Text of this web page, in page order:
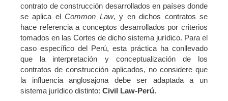
contrato de construcción desarrollados en países donde
se aplica elCommon Law, y en dichos contratos se
hace referencia a conceptos desarrollados por criterios
tomados en las Cortes de dicho sistema jurídico. Para el
caso específico del Perú, esta práctica ha conllevado
que la interpretación y conceptualización de los
contratos de construcción aplicados, no considere que
la influencia anglosajona debe ser adaptada a un
sistema jurídico distinto: Civil Law-Perú.